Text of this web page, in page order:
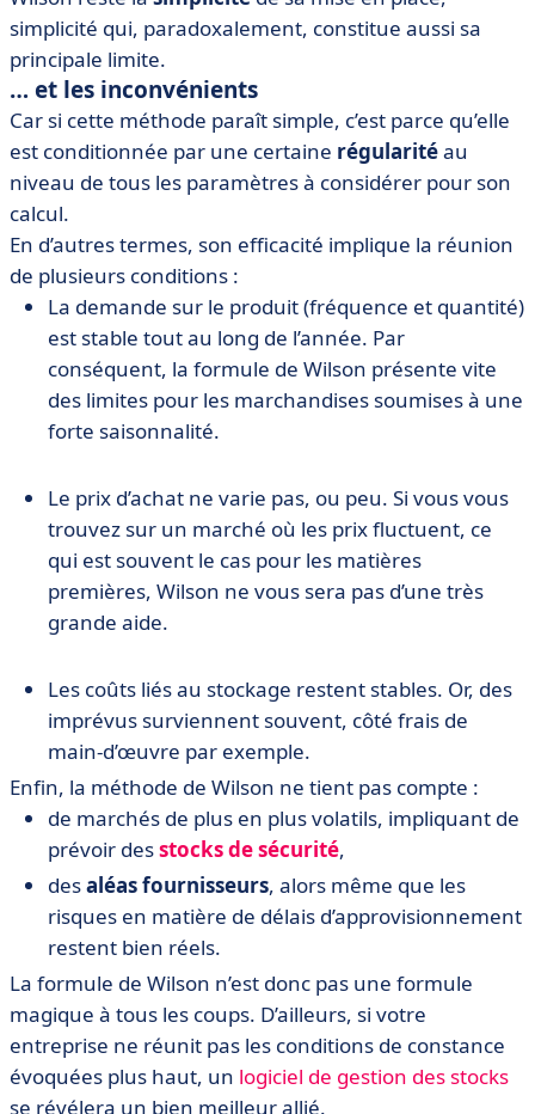
simplicité qui, paradoxalement, constitue aussi sa
principale limite.
… et les inconvénients
Car si cette méthode paraît simple, c’est parce qu’elle
est conditionnée par une certaine régularitéau
niveau de tous les paramètres à considérer pour son
calcul.
En d’autres termes, son efficacité implique la réunion
de plusieurs conditions :
La demande sur le produit (fréquence et quantité)
est stable tout au long de l’année. Par
conséquent, la formule de Wilson présente vite
des limites pour les marchandises soumises à une
forte saisonnalité.
Le prix d’achat ne varie pas, ou peu. Si vous vous
trouvez sur un marché où les prix fluctuent, ce
qui est souvent le cas pour les matières
premières, Wilson ne vous sera pas d’une très
grande aide.
Les coûts liés au stockage restent stables. Or, des
imprévus surviennent souvent, côté frais de
main-d’œuvre par exemple.
Enfin, la méthode de Wilson ne tient pas compte :
de marchés de plus en plus volatils, impliquant de
prévoir desstocks de sécurité,
desaléas fournisseurs, alors même que les
risques en matière de délais d’approvisionnement
restent bien réels.
La formule de Wilson n’est donc pas une formule
magique à tous les coups. D’ailleurs, si votre
entreprise ne réunit pas les conditions de constance
évoquées plus haut, un logiciel de gestion des stocks
se révélera un bien meilleur allié.